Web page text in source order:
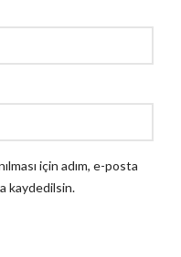
için adım, e-posta
kaydedilsin.